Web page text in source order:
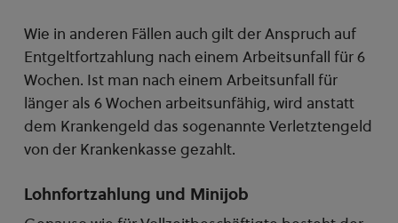
Wie in anderen Fällen auch gilt der Anspruch auf
Entgeltfortzahlung nach einem Arbeitsunfall für 6
Wochen. Ist man nach einem Arbeitsunfall für
länger als 6 Wochen arbeitsunfähig, wird anstatt
dem Krankengeld das sogenannte Verletztengeld
von der Krankenkasse gezahlt.
Lohnfortzahlung und Minijob